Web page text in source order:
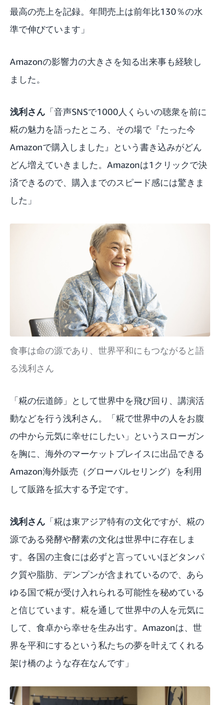
最高の売上を記録。年間売上は前年比130％の水
準で伸びています」
Amazonの影響力の大きさを知る出来事も経験し
ました。
浅利さん 「音声SNSで1000人くらいの聴衆を前に
糀の魅力を語ったところ、その場で『たった今
Amazonで購入しました』という書き込みがどん
どん増えていきました。Amazonは1クリックで決
済できるので、購入までのスピード感には驚きま
した」
食事は命の源であり、世界平和にもつながると語
る浅利さん
「糀の伝道師」として世界中を飛び回り、講演活
動などを行う浅利さん。「糀で世界中の人をお腹
の中から元気に幸せにしたい」というスローガン
を胸に、海外のマーケットプレイスに出品できる
Amazon海外販売（グローバルセリング） を利用
して販路を拡大する予定です。
浅利さん 「糀は東アジア特有の文化ですが、糀の
源である発酵や酵素の文化は世界中に存在しま
す。各国の主食には必ずと言っていいほどタンパ
ク質や脂肪、デンプンが含まれているので、あら
ゆる国で糀が受け入れられる可能性を秘めている
と信じています。糀を通して世界中の人を元気に
して、食卓から幸せを生み出す。Amazonは、世
界を平和にするという私たちの夢を叶えてくれる
架け橋のような存在なんです」